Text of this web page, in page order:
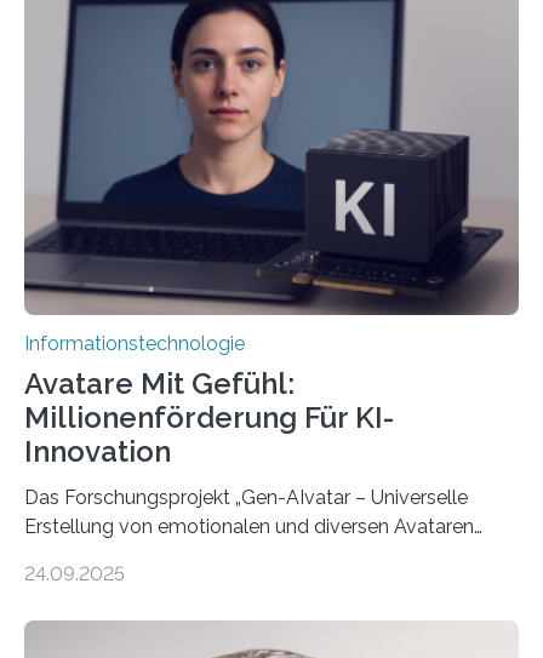
Informationstechnologie
Avatare Mit Gefühl:
Millionenförderung Für KI-
Innovation
Das Forschungsprojekt „Gen-AIvatar – Universelle
Erstellung von emotionalen und diversen Avataren
Förderung in Höhe von rund 2 Millionen Euro. Dabei
der Universität Bonn und der TH Köln gemeinsam mit
24.09.2025